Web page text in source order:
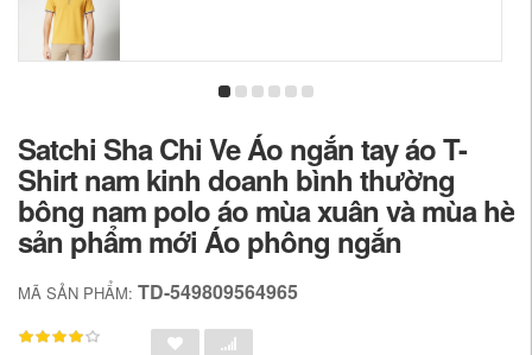
Satchi Sha Chi Ve Áo ngắn tay áo T-
Shirt nam kinh doanh bình thường
bông nam polo áo mùa xuân và mùa hè
sản phẩm mới Áo phông ngắn
MÃ SẢN PHẨM: TD-549809564965